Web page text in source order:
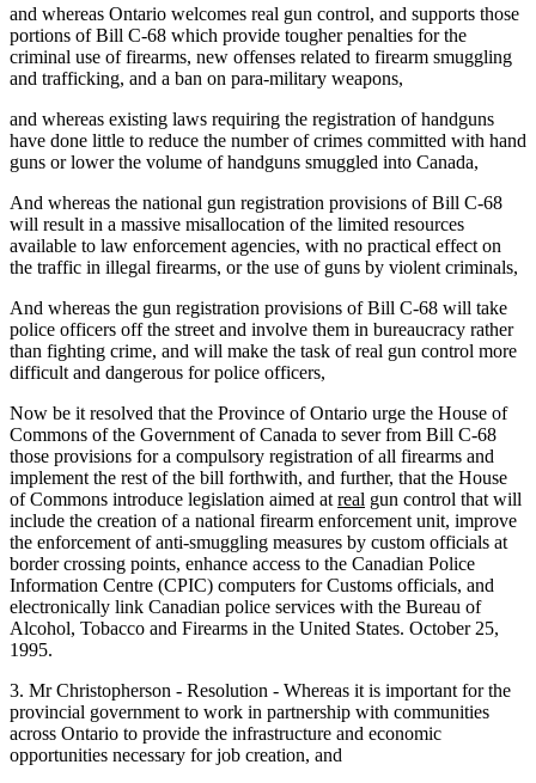
and whereas Ontario welcomes real gun control, and supports those
portions of Bill C-68 which provide tougher penalties for the
criminal use of firearms, new offenses related to firearm smuggling
and trafficking, and a ban on para-military weapons,
and whereas existing laws requiring the registration of handguns
have done little to reduce the number of crimes committed with hand
guns or lower the volume of handguns smuggled into Canada,
And whereas the national gun registration provisions of Bill C-68
will result in a massive misallocation of the limited resources
available to law enforcement agencies, with no practical effect on
the traffic in illegal firearms, or the use of guns by violent criminals,
And whereas the gun registration provisions of Bill C-68 will take
police officers off the street and involve them in bureaucracy rather
than fighting crime, and will make the task of real gun control more
difficult and dangerous for police officers,
Now be it resolved that the Province of Ontario urge the House of
Commons of the Government of Canada to sever from Bill C-68
those provisions for a compulsory registration of all firearms and
implement the rest of the bill forthwith, and further, that the House
of Commons introduce legislation aimed at real gun control that will
include the creation of a national firearm enforcement unit, improve
the enforcement of anti-smuggling measures by custom officials at
border crossing points, enhance access to the Canadian Police
Information Centre (CPIC) computers for Customs officials, and
electronically link Canadian police services with the Bureau of
Alcohol, Tobacco and Firearms in the United States. October 25,
1995.
3. Mr Christopherson - Resolution - Whereas it is important for the
provincial government to work in partnership with communities
across Ontario to provide the infrastructure and economic
opportunities necessary for job creation, and